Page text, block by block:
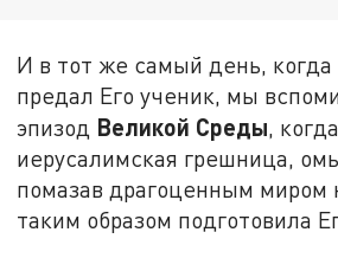
И в тот же самый день, когда
предал Его ученик, мы
эпизод Великой Среды,
иерусалимская грешница,
помазав драгоценным миром
таким образом подготовила